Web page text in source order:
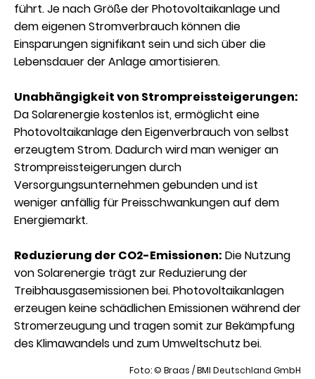
führt. Je nach Größe der Photovoltaikanlage und
dem eigenen Stromverbrauch können die
Einsparungen signifikant sein und sich über die
Lebensdauer der Anlage amortisieren.
Unabhängigkeit von Strompreissteigerungen:
Da Solarenergie kostenlos ist, ermöglicht eine
Photovoltaikanlage den Eigenverbrauch von selbst
erzeugtem Strom. Dadurch wird man weniger an
Strompreissteigerungen durch
Versorgungsunternehmen gebunden und ist
weniger anfällig für Preisschwankungen auf dem
Energiemarkt.
Reduzierung der CO2-Emissionen: Die Nutzung
von Solarenergie trägt zur Reduzierung der
Treibhausgasemissionen bei. Photovoltaikanlagen
erzeugen keine schädlichen Emissionen während der
Stromerzeugung und tragen somit zur Bekämpfung
des Klimawandels und zum Umweltschutz bei.
Foto: © Braas / BMI Deutschland GmbH